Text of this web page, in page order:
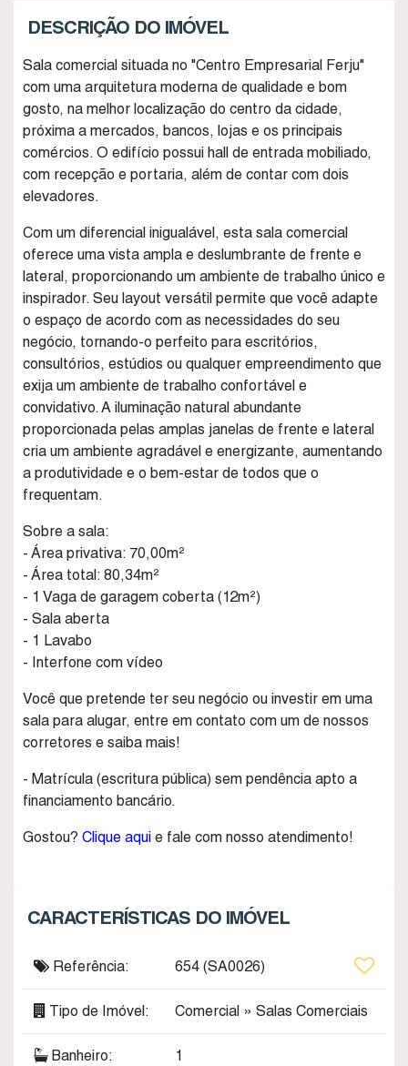
DESCRIÇÃO DO IMÓVEL
Sala comercial situada no "Centro Empresarial Ferju"
com uma arquitetura moderna de qualidade e bom
gosto, na melhor localização do centro da cidade,
próxima a mercados, bancos, lojas e os principais
comércios. O edifício possui hall de entrada mobiliado,
com recepção e portaria, além de contar com dois
elevadores.
Com um diferencial inigualável, esta sala comercial
oferece uma vista ampla e deslumbrante de frente e
lateral, proporcionando um ambiente de trabalho único e
inspirador. Seu layout versátil permite que você adapte
o espaço de acordo com as necessidades do seu
negócio, tornando-o perfeito para escritórios,
consultórios, estúdios ou qualquer empreendimento que
exija um ambiente de trabalho confortável e
convidativo. A iluminação natural abundante
proporcionada pelas amplas janelas de frente e lateral
cria um ambiente agradável e energizante, aumentando
a produtividade e o bem-estar de todos que o
frequentam.
Sobre a sala:
- Área privativa: 70,00m²
- Área total: 80,34m²
- 1 Vaga de garagem coberta (12m²)
- Sala aberta
- 1 Lavabo
- Interfone com vídeo
Você que pretende ter seu negócio ou investir em uma
sala para alugar, entre em contato com um de nossos
corretores e saiba mais!
- Matrícula (escritura pública) sem pendência apto a
financiamento bancário.
Gostou? Clique aqui e fale com nosso atendimento!
CARACTERÍSTICAS DO IMÓVEL
Referência: 654 (SA0026)
Tipo de Imóvel: Comercial » Salas Comerciais
Banheiro: 1